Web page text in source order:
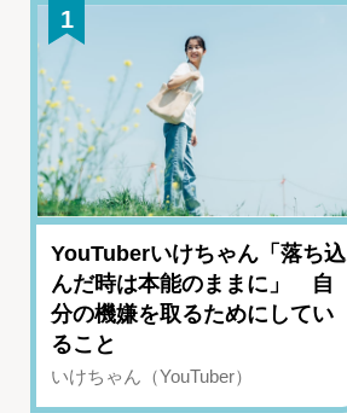
1
YouTuberいけちゃん「落ち込
んだ時は本能のままに」 自
分の機嫌を取るためにしてい
ること
いけちゃん（YouTuber）